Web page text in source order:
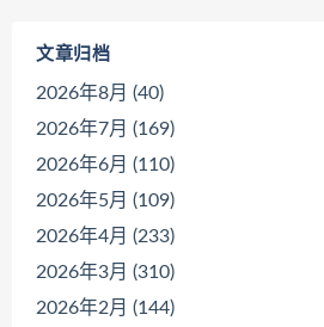
文章归档
2026年8月 (40)
2026年7月 (169)
2026年6月 (110)
2026年5月 (109)
2026年4月 (233)
2026年3月 (310)
2026年2月 (144)